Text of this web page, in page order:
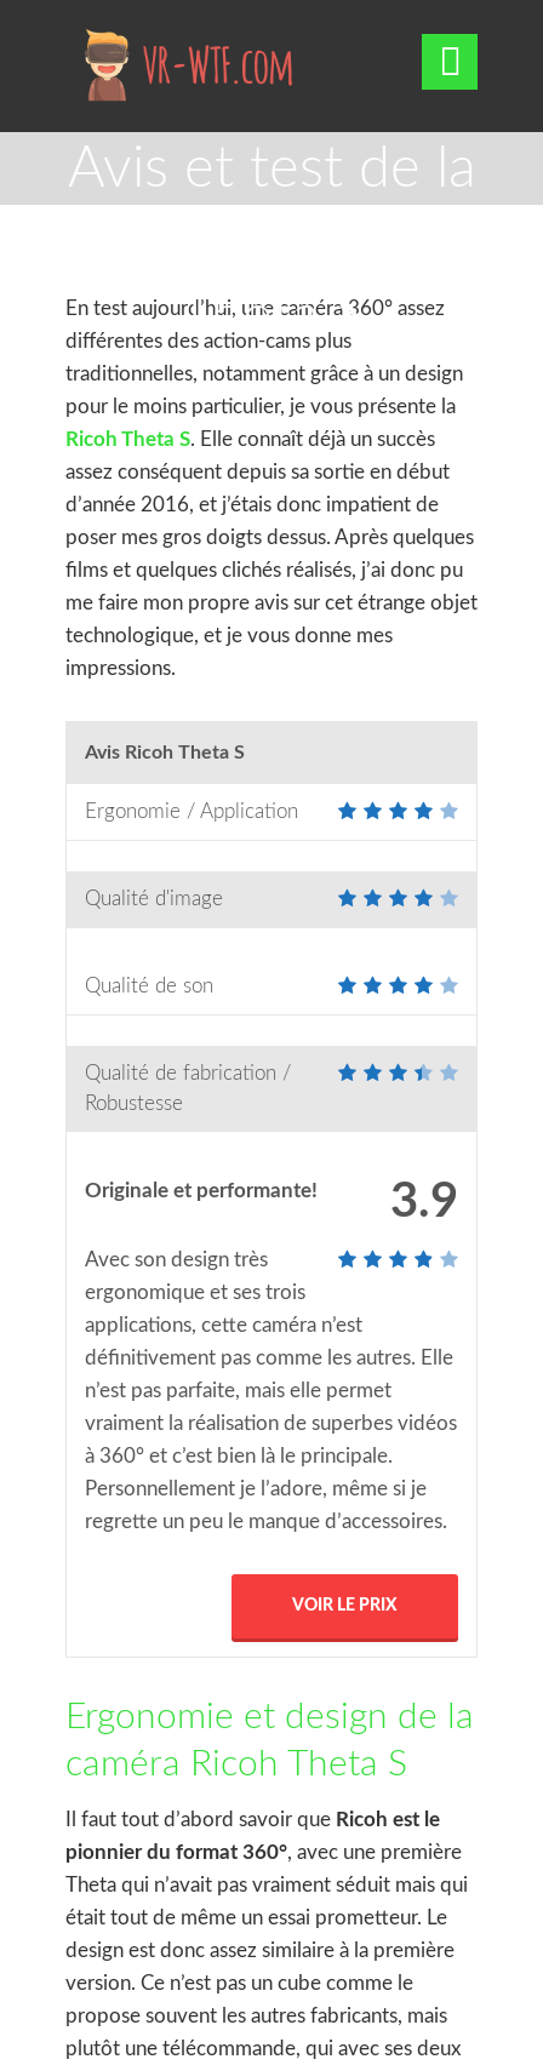

Avis et test de la
Theta S
En test aujourd’hui, une caméra 360° assez
différentes des action-cams plus
traditionnelles, notamment grâce à un design
pour le moins particulier, je vous présente la
Ricoh Theta S. Elle connaît déjà un succès
assez conséquent depuis sa sortie en début
d’année 2016, et j’étais donc impatient de
poser mes gros doigts dessus. Après quelques
films et quelques clichés réalisés, j’ai donc pu
me faire mon propre avis sur cet étrange objet
technologique, et je vous donne mes
impressions.
Avis Ricoh Theta S
Ergonomie / Application
Qualité d'image
Qualité de son
Qualité de fabrication /
Robustesse
3.9
Originale et performante!
Avec son design très
ergonomique et ses trois
applications, cette caméra n’est
définitivement pas comme les autres. Elle
n’est pas parfaite, mais elle permet
vraiment la réalisation de superbes vidéos
à 360° et c’est bien là le principale.
Personnellement je l’adore, même si je
regrette un peu le manque d’accessoires.
VOIR LE PRIX
Ergonomie et design de la
caméra Ricoh Theta S
Il faut tout d’abord savoir que Ricoh est le
pionnier du format 360°, avec une première
Theta qui n’avait pas vraiment séduit mais qui
était tout de même un essai prometteur. Le
design est donc assez similaire à la première
version. Ce n’est pas un cube comme le
propose souvent les autres fabricants, mais
plutôt une télécommande, qui avec ses deux